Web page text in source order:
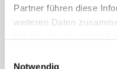
Partner führen diese
weiteren Daten
Notwendig